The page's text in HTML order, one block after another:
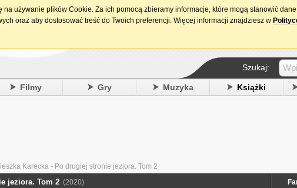
15. urodziny
Szukaj:
Filmy Gry Muzyka Książki
Karecka - Po drugiej stronie jeziora. Tom 2
jeziora. Tom 2 (2020)
na używanie plików Cookie. Za ich pomocą zbieramy informacje, które mogą stanowić
oraz aby dostosować treść do Twoich preferencji. Więcej informacji znajdziesz w